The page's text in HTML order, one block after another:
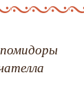
помидоры